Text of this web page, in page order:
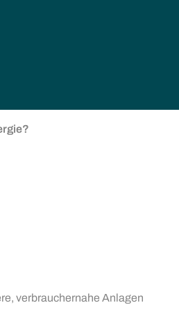
verbrauchernahe Anlagen